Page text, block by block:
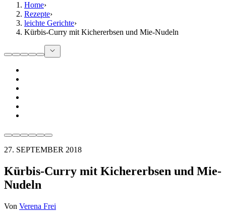
Home›
Rezepte›
leichte Gerichte›
Kürbis-Curry mit Kichererbsen und Mie-Nudeln
27. SEPTEMBER 2018
Kürbis-Curry mit Kichererbsen und Mie-
Nudeln
Von Verena Frei